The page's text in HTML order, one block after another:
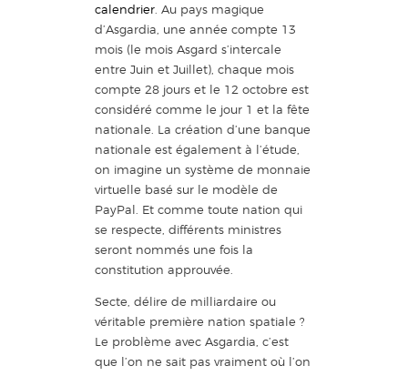
calendrier . Au pays magique
d’Asgardia, une année compte 13
mois (le mois Asgard s’intercale
entre Juin et Juillet), chaque mois
compte 28 jours et le 12 octobre est
considéré comme le jour 1 et la fête
nationale. La création d’une banque
nationale est également à l’étude,
on imagine un système de monnaie
virtuelle basé sur le modèle de
PayPal. Et comme toute nation qui
se respecte, différents ministres
seront nommés une fois la
constitution approuvée.
Secte, délire de milliardaire ou
véritable première nation spatiale ?
Le problème avec Asgardia, c’est
que l’on ne sait pas vraiment où l’on